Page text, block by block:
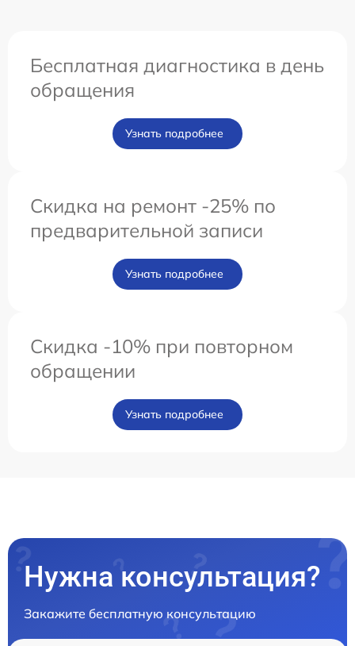
Бесплатная диагностика в день
обращения
Узнать подробнее
Скидка на ремонт -25% по
предварительной записи
Узнать подробнее
Скидка -10% при повторном
обращении
Узнать подробнее
Нужна консультация?
Закажите бесплатную консультацию